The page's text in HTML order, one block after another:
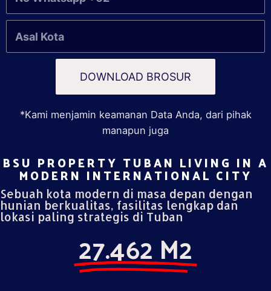
DOWNLOAD BROSUR
*Kami menjamin keamanan Data Anda, dari pihak
manapun juga
BSU PROPERTY TUBAN LIVING IN A
MODERN INTERNATIONAL CITY​
Sebuah kota modern di masa depan dengan
hunian berkualitas, fasilitas lengkap dan
lokasi paling strategis di Tuban
27.462 M2